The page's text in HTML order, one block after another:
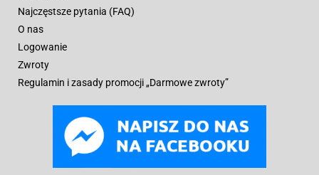
Najczęstsze pytania (FAQ)
O nas
Logowanie
Zwroty
Regulamin i zasady promocji „Darmowe zwroty”